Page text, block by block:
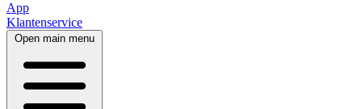
App
Klantenservice
Open main menu